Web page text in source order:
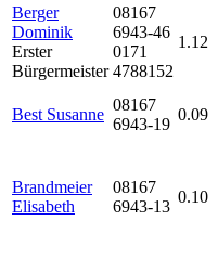
Berger
Dominik
Erster
Bürgermeister
08167
6943-46
0171
4788152
1.12
Best Susanne
08167
6943-19
0.09
Brandmeier
Elisabeth
08167
6943-13
0.10